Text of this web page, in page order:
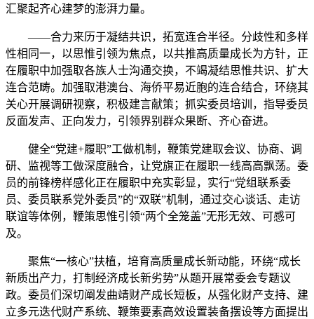
汇聚起齐心建梦的澎湃力量。
——合力来历于凝结共识，拓宽连合半径。分歧性和多样
性相同一，以思惟引领为焦点，以共推高质量成长为方针，正
在履职中加强取各族人士沟通交换，不竭凝结思惟共识、扩大
连合范畴。加强取港澳台、海侨平易近胞的连合结合，环绕其
关心开展调研视察，积极建言献策；抓实委员培训，指导委员
反面发声、正向发力，引领界别群众果断、齐心奋进。
健全“党建+履职”工做机制，鞭策党建取会议、协商、调
研、监视等工做深度融合，让党旗正在履职一线高高飘荡。委
员的前锋榜样感化正在履职中充实彰显，实行“党组联系委
员、委员联系党外委员”的“双联”机制，通过交心谈话、走访
联谊等体例，鞭策思惟引领“两个全笼盖”无形无效、可感可
及。
聚焦“一核心”扶植，培育高质量成长新动能，环绕“成长
新质出产力，打制经济成长新劣势”从题开展常委会专题议
政。委员们深切阐发曲靖财产成长短板，从强化财产支持、建
立多元迭代财产系统、鞭策要素高效设置装备摆设等方面提出